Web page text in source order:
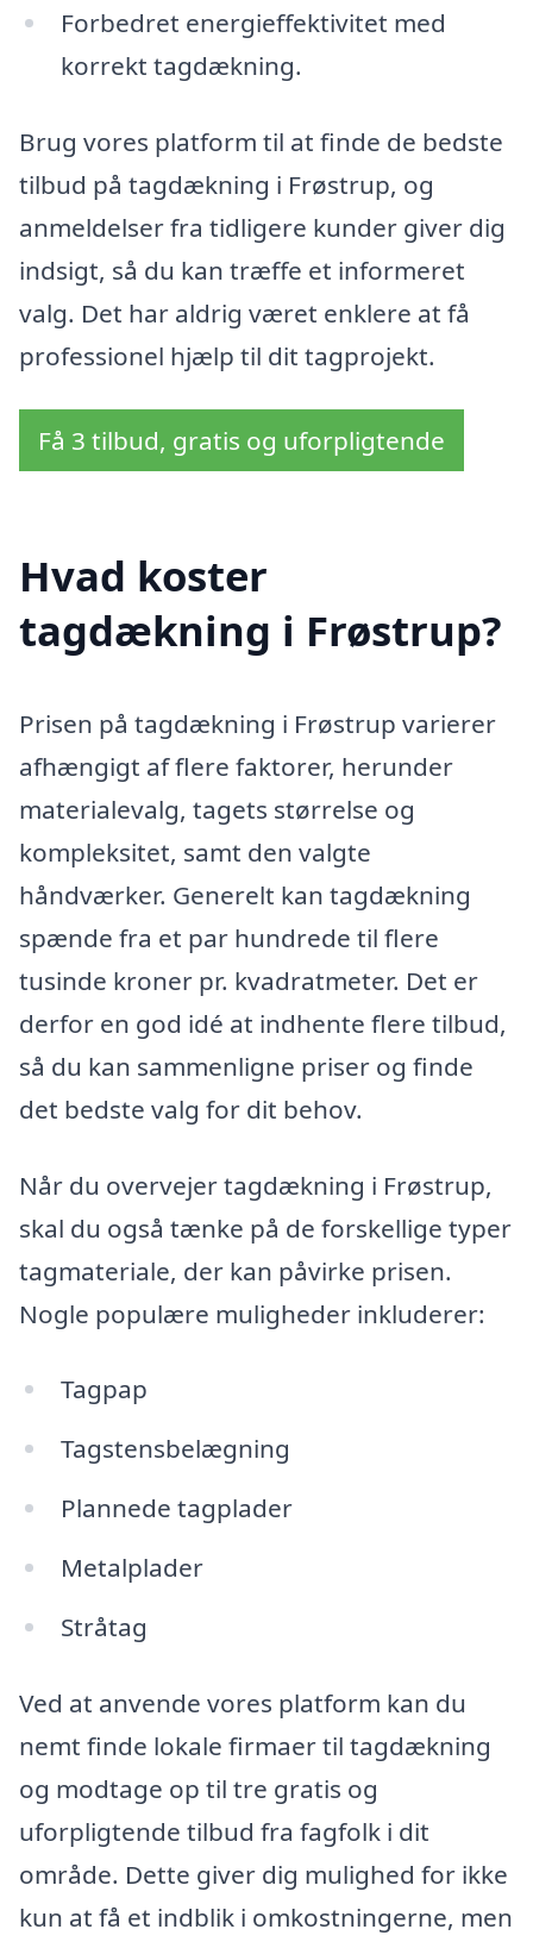
Forbedret energieffektivitet med
korrekt tagdækning.
Brug vores platform til at finde de bedste
tilbud på tagdækning i Frøstrup, og
anmeldelser fra tidligere kunder giver dig
indsigt, så du kan træffe et informeret
valg. Det har aldrig været enklere at få
professionel hjælp til dit tagprojekt.
Få 3 tilbud, gratis og uforpligtende
Hvad koster
tagdækning i Frøstrup?
Prisen på tagdækning i Frøstrup varierer
afhængigt af flere faktorer, herunder
materialevalg, tagets størrelse og
kompleksitet, samt den valgte
håndværker. Generelt kan tagdækning
spænde fra et par hundrede til flere
tusinde kroner pr. kvadratmeter. Det er
derfor en god idé at indhente flere tilbud,
så du kan sammenligne priser og finde
det bedste valg for dit behov.
Når du overvejer tagdækning i Frøstrup,
skal du også tænke på de forskellige typer
tagmateriale, der kan påvirke prisen.
Nogle populære muligheder inkluderer:
Tagpap
Tagstensbelægning
Plannede tagplader
Metalplader
Stråtag
Ved at anvende vores platform kan du
nemt finde lokale firmaer til tagdækning
og modtage op til tre gratis og
uforpligtende tilbud fra fagfolk i dit
område. Dette giver dig mulighed for ikke
kun at få et indblik i omkostningerne, men